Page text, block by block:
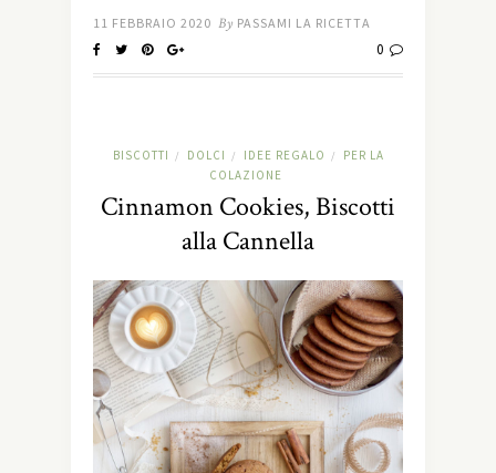
11 FEBBRAIO 2020 By PASSAMI LA RICETTA
0
BISCOTTI / DOLCI / IDEE REGALO /
PER LA
COLAZIONE
Cinnamon Cookies, Biscotti
alla Cannella